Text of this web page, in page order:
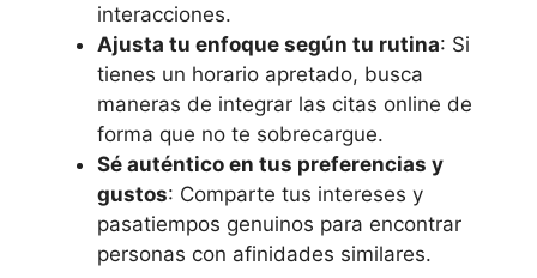
interacciones.
Ajusta tu enfoque según tu rutina: Si
tienes un horario apretado, busca
maneras de integrar las citas online de
forma que no te sobrecargue.
Sé auténtico en tus preferencias y
gustos: Comparte tus intereses y
pasatiempos genuinos para encontrar
personas con afinidades similares.